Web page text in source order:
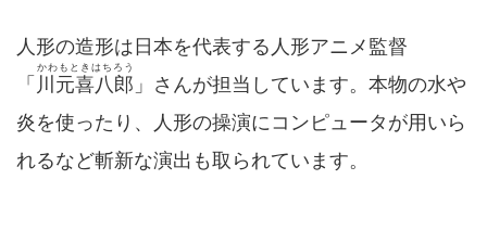
人形の造形は日本を代表する人形アニメ監督
「 川元喜八郎
かわもときはちろう
」さんが担当しています。本物の水や
炎を使ったり、人形の操演にコンピュータが用いら
れるなど斬新な演出も取られています。